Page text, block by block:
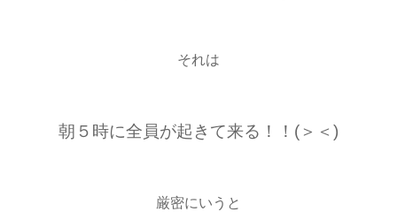
それは
朝５時に全員が起きて来る！！(＞＜)
厳密にいうと